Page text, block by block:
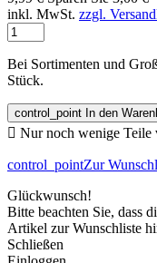
inkl. MwSt. zzgl.
Bei Sortimenten und
Stück.
control_point In den
 Nur noch wenige Teile
control_pointZur
Glückwunsch!
Bitte beachten Sie, dass
Artikel zur Wunschliste
Schließen